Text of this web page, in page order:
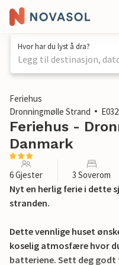
Hvor har du lyst å dra?
Legg til destinasjon,
1 / 15
Feriehus
Dronningmølle Strand
Feriehus -
Danmark
6 Gjester 3 Soverom
Nyt en herlig ferie i dette
stranden.
Dette vennlige huset
koselig atmosfære hvor
batteriene. Sett deg godt